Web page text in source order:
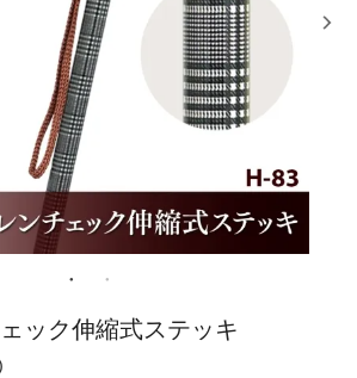
ック伸縮式ステッキ